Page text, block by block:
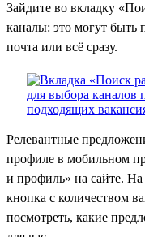
Зайдите во вкладку
каналы: это могут быть
почта или всё сразу.
Релевантные
профиле в мобильном
и профиль» на сайте.
кнопка с количеством
посмотреть, какие